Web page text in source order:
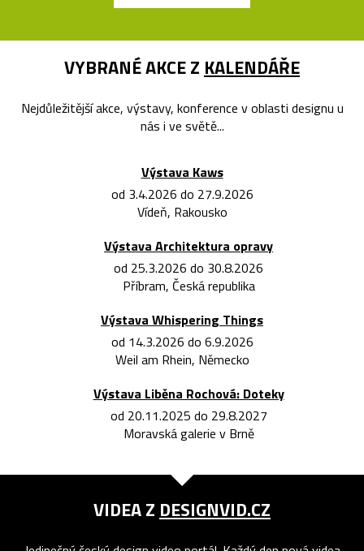
VYBRANÉ AKCE Z KALENDÁŘE
Nejdůležitější akce, výstavy, konference v oblasti designu u
nás i ve světě...
Výstava Kaws
od 3.4.2026 do 27.9.2026
Vídeň, Rakousko
Výstava Architektura opravy
od 25.3.2026 do 30.8.2026
Příbram, Česká republika
Výstava Whispering Things
od 14.3.2026 do 6.9.2026
Weil am Rhein, Německo
Výstava Liběna Rochová: Doteky
od 20.11.2025 do 29.8.2027
Moravská galerie v Brně
VIDEA Z DESIGNVID.CZ